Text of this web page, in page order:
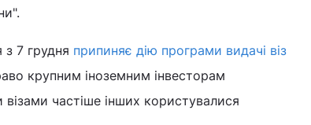
7 грудня припиняє дію програми видачі віз
крупним іноземним інвесторам
частіше інших користувалися